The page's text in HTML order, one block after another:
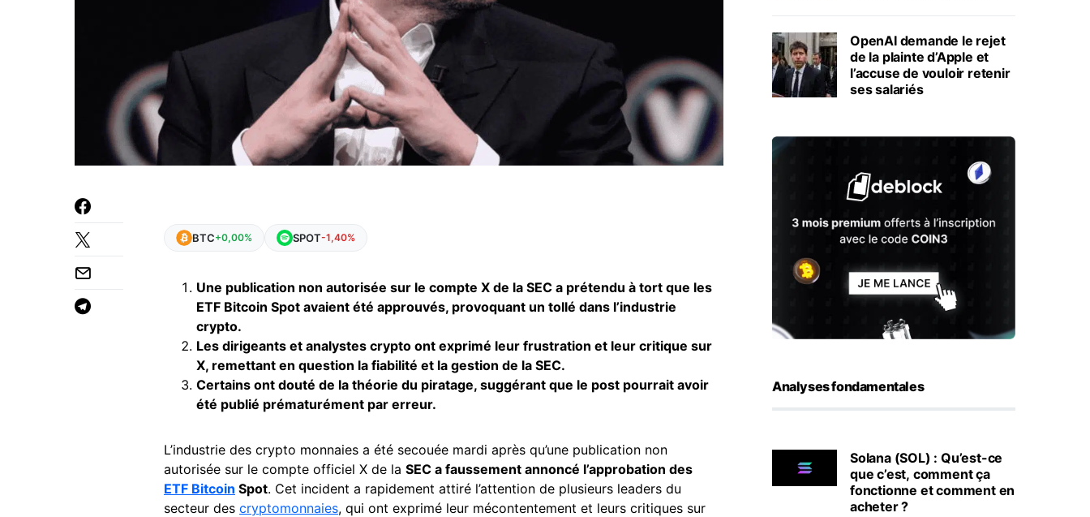
BTC+0,00% SPOT-1,40%
Une publication non autorisée sur le compte X de la SEC a prétendu à tort que les
ETF Bitcoin Spot avaient été approuvés, provoquant un tollé dans l’industrie
crypto.
Les dirigeants et analystes crypto ont exprimé leur frustration et leur critique sur
X, remettant en question la fiabilité et la gestion de la SEC.
Certains ont douté de la théorie du piratage, suggérant que le post pourrait avoir
été publié prématurément par erreur.
L’industrie des crypto monnaies a été secouée mardi après qu’une publication non
autorisée sur le compte officiel X de la SEC a faussement annoncé l’approbation des
ETF Bitcoin Spot. Cet incident a rapidement attiré l’attention de plusieurs leaders du
secteur des cryptomonnaies, qui ont exprimé leur mécontentement et leurs critiques sur
OpenAI demande le rejet
de la plainte d’Apple et
l’accuse de vouloir retenir
ses salariés
Analyses fondamentales
Solana (SOL) : Qu’est-ce
que c’est, comment ça
fonctionne et comment en
acheter ?